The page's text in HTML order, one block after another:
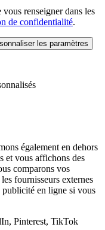
renseigner dans les
de confidentialité.
les paramètres
également en dehors
et vous affichons des
comparons vos
fournisseurs externes
publicité en ligne si vous
Pinterest, TikTok